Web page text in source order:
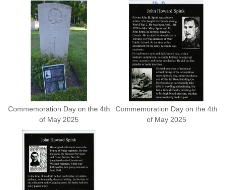
Commemoration Day on the 4th
of May 2025
Commemoration Day on the 4th
of May 2025